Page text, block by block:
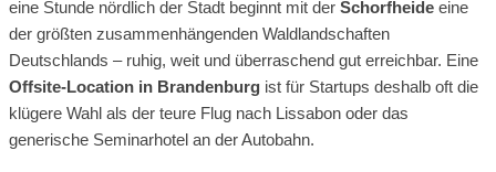
eine Stunde nördlich der Stadt beginnt mit der Schorfheide eine
der größten zusammenhängenden Waldlandschaften
Deutschlands – ruhig, weit und überraschend gut erreichbar. Eine
Offsite-Location in Brandenburg ist für Startups deshalb oft die
klügere Wahl als der teure Flug nach Lissabon oder das
generische Seminarhotel an der Autobahn.